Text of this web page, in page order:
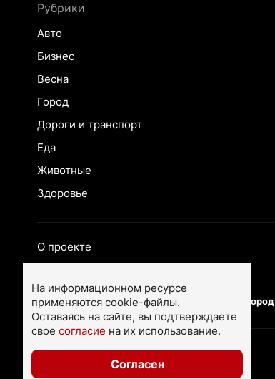
Рубрики
Авто
Бизнес
Весна
Город
Дороги и транспорт
Еда
Животные
Здоровье
О проекте
Тюмень
Нижний Новгород
На информационном ресурсе
применяются cookie-файлы.
Оставаясь на сайте, вы подтверждаете
свое согласие на их использование.
Согласен